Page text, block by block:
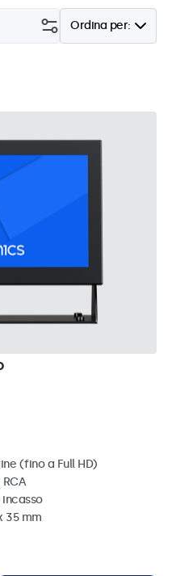
Ordina per:
(fino a Full HD)
RCA
35 mm